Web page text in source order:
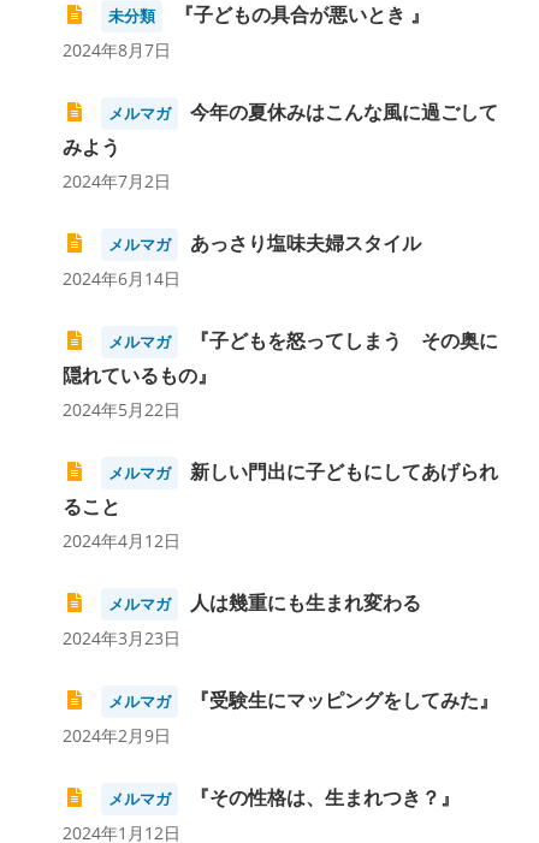
未分類 『子どもの具合が悪いとき 』
2024年8月7日
メルマガ
今年の夏休みはこんな風に過ごして
みよう
2024年7月2日
メルマガ あっさり塩味夫婦スタイル
2024年6月14日
メルマガ
『子どもを怒ってしまう その奥に
隠れているもの』
2024年5月22日
メルマガ
新しい門出に子どもにしてあげられ
ること
2024年4月12日
メルマガ 人は幾重にも生まれ変わる
2024年3月23日
メルマガ 『受験生にマッピングをしてみた』
2024年2月9日
メルマガ 『その性格は、生まれつき？』
2024年1月12日